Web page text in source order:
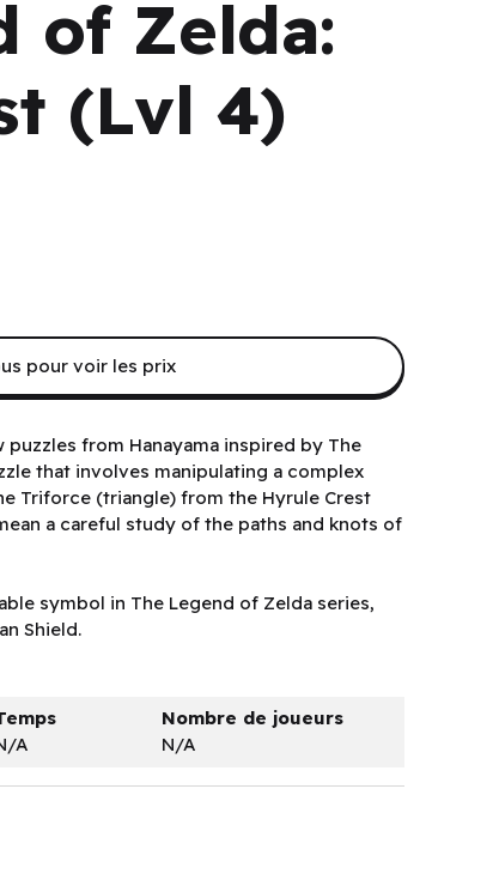
of Zelda:
(Lvl 4)
from Hanayama inspired by The
that involves manipulating a complex
Triforce (triangle) from the Hyrule Crest
a careful study of the paths and knots of
symbol in The Legend of Zelda series,
Shield.
pour voir les prix
A
Nombre de joueurs
N/A